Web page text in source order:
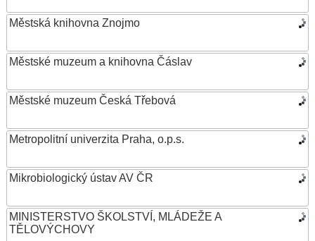
Městská knihovna Znojmo
Městské muzeum a knihovna Čáslav
Městské muzeum Česká Třebová
Metropolitní univerzita Praha, o.p.s.
Mikrobiologický ústav AV ČR
MINISTERSTVO ŠKOLSTVÍ, MLÁDEŽE A
TĚLOVÝCHOVY